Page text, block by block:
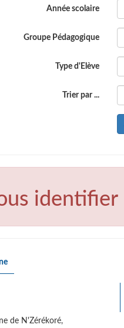
Année scolaire
Groupe Pédagogique
Type d'Elève
Trier par ...
identifier
de N'Zérékoré,